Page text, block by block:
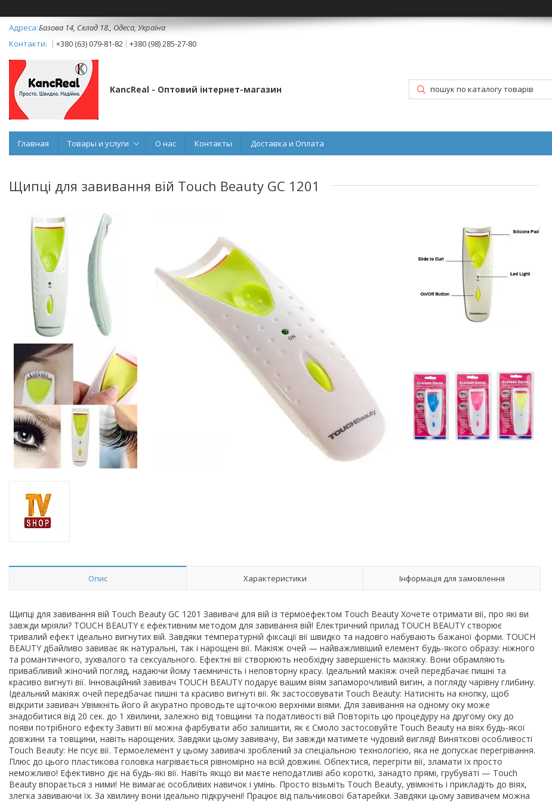
Базова 14, Склад 18., Одеса, Україна
+380 (63) 079-81-82
+380 (98) 285-27-80
KancReal - Оптовий інтернет-магазин
Главная Товары и услуги О нас Контакты Доставка и Оплата
Щипці для завивання вій Touch Beauty GC 1201
Опис Характеристики Інформація для замовлення
Щипці для завивання вій Touch Beauty GC 1201 Завивачі для вій із термоефектом Touch Beauty Хочете отримати вії, про які ви
завжди мріяли? TOUCH BEAUTY є ефективним методом для завивання вій! Електричний прилад TOUCH BEAUTY створює
тривалий ефект ідеально вигнутих вій. Завдяки температурній фіксації вії швидко та надовго набувають бажаної форми. TOUCH
BEAUTY дбайливо завиває як натуральні, так і нарощені вії. Макіяж очей — найважливіший елемент будь-якого образу: ніжного
та романтичного, зухвалого та сексуального. Ефектні вії створюють необхідну завершеність макіяжу. Вони обрамляють
привабливий жіночий погляд, надаючи йому таємничість і неповторну красу. Ідеальний макіяж очей передбачає пишні та
красиво вигнуті вії. Інноваційний завивач TOUCH BEAUTY подарує вашим віям запаморочливий вигин, а погляду чарівну глибину.
Ідеальний макіяж очей передбачає пишні та красиво вигнуті вії. Як застосовувати Touch Beauty: Натисніть на кнопку, щоб
відкрити завивач Увімкніть його й акуратно проводьте щіточкою верхніми віями. Для завивання на одному оку може
знадобитися від 20 сек. до 1 хвилини, залежно від товщини та податливості вій Повторіть цю процедуру на другому оку до
появи потрібного ефекту Завиті вії можна фарбувати або залишити, як є Смоло застосовуйте Touch Beauty на віях будь-якої
довжини та товщини, навіть нарощених. Завдяки цьому завивачу, Ви завжди матимете чудовий вигляд! Виняткові особливості
Touch Beauty: Не псує вії. Термоелемент у цьому завивачі зроблений за спеціальною технологією, яка не допускає перегрівання.
Плюс до цього пластикова головка нагрівається рівномірно на всій довжині. Обпектися, перегріти вії, зламати їх просто
неможливо! Ефективно діє на будь-які вії. Навіть якщо ви маєте неподатливі або короткі, занадто прямі, грубуваті — Touch
Beauty впорається з ними! Не вимагає особливих навичок і умінь. Просто візьміть Touch Beauty, увімкніть і прикладіть до віях,
злегка завиваючи їх. За хвилину вони ідеально підкручені! Працює від пальчикової батарейки. Завдяки цьому завивачем можна